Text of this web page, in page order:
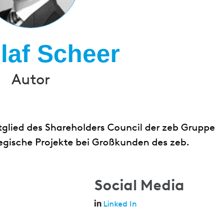
Scheer
Autor
des Shareholders Council der zeb Gruppe
Projekte bei Großkunden des zeb.
Social Media
Linked In